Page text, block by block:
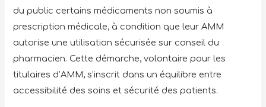
du public certains médicaments non soumis à
prescription médicale, à condition que leur AMM
autorise une utilisation sécurisée sur conseil du
pharmacien. Cette démarche, volontaire pour les
titulaires d’AMM, s’inscrit dans un équilibre entre
accessibilité des soins et sécurité des patients.